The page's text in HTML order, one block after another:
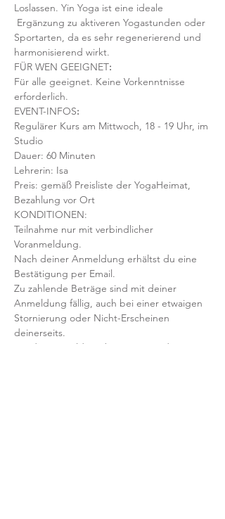
Loslassen. Yin Yoga ist eine ideale
Ergänzung zu aktiveren Yogastunden oder
Sportarten, da es sehr regenerierend und
harmonisierend wirkt.
FÜR WEN GEEIGNET:
Für alle geeignet. Keine Vorkenntnisse
erforderlich.
EVENT-INFOS:
Regulärer Kurs am Mittwoch, 18 - 19 Uhr, im
Studio
Dauer: 60 Minuten
Lehrerin: Isa
Preis: gemäß Preisliste der YogaHeimat,
Bezahlung vor Ort
KONDITIONEN:
Teilnahme nur mit verbindlicher
Voranmeldung.
Nach deiner Anmeldung erhältst du eine
Bestätigung per Email.
Zu zahlende Beträge sind mit deiner
Anmeldung fällig, auch bei einer etwaigen
Stornierung oder Nicht-Erscheinen
deinerseits.
Mit der Anmeldung bestätigst und